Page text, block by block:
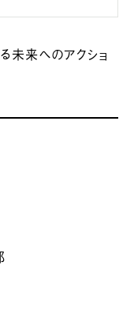
未来へのアクショ